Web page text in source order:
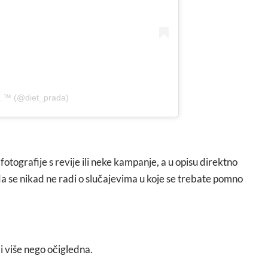
™ (@diet_prada)
s revije ili neke kampanje, a u opisu direktno
nikad ne radi o slučajevima u koje se trebate pomno
više nego očigledna.